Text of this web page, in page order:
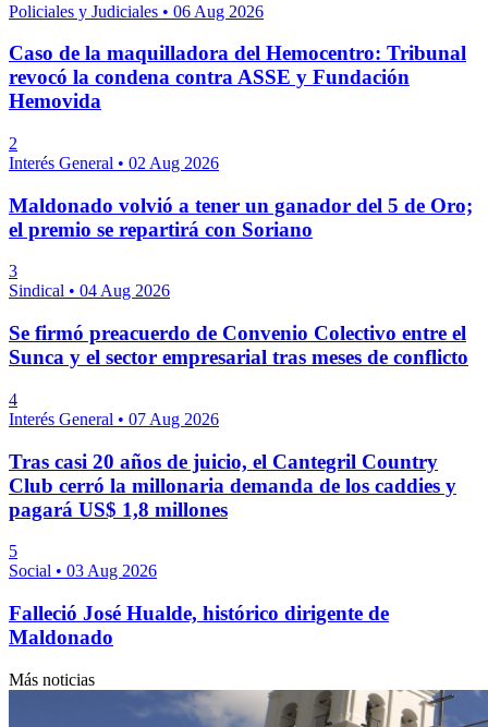
Policiales y Judiciales • 06 Aug 2026
Caso de la maquilladora del Hemocentro: Tribunal
revocó la condena contra ASSE y Fundación
Hemovida
2
Interés General • 02 Aug 2026
Maldonado volvió a tener un ganador del 5 de Oro;
el premio se repartirá con Soriano
3
Sindical • 04 Aug 2026
Se firmó preacuerdo de Convenio Colectivo entre el
Sunca y el sector empresarial tras meses de conflicto
4
Interés General • 07 Aug 2026
Tras casi 20 años de juicio, el Cantegril Country
Club cerró la millonaria demanda de los caddies y
pagará US$ 1,8 millones
5
Social • 03 Aug 2026
Falleció José Hualde, histórico dirigente de
Maldonado
Más noticias